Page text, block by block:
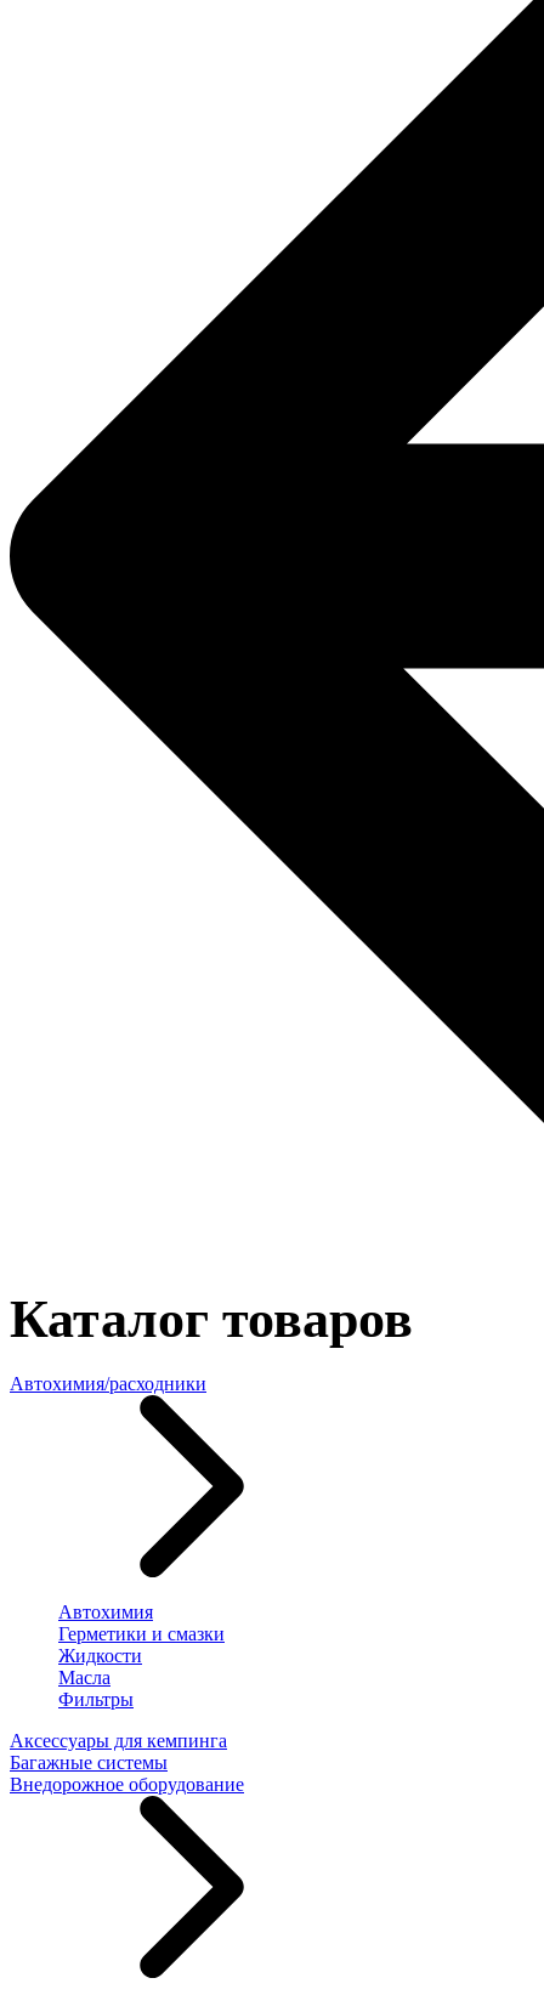
Каталог товаров
Автохимия/расходники
Автохимия
Герметики и смазки
Жидкости
Масла
Фильтры
Аксессуары для кемпинга
Багажные системы
Внедорожное оборудование